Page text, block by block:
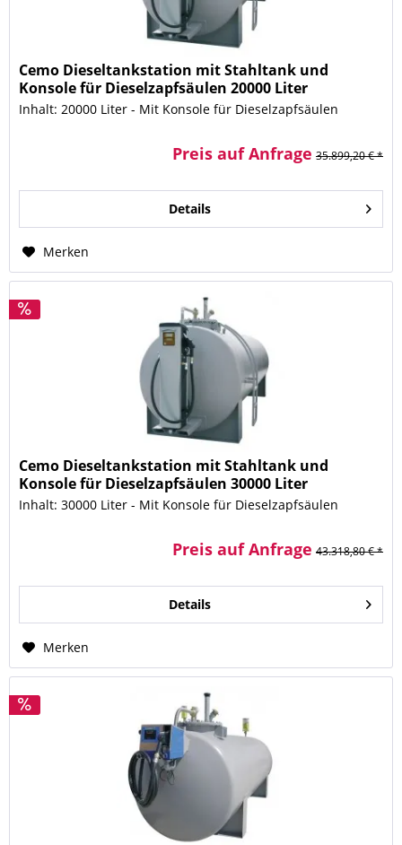
Cemo Dieseltankstation mit Stahltank und
Konsole für Dieselzapfsäulen 20000 Liter
Inhalt: 20000 Liter - Mit Konsole für Dieselzapfsäulen
Preis auf Anfrage 35.899,20 € *
Details
Merken
Cemo Dieseltankstation mit Stahltank und
Konsole für Dieselzapfsäulen 30000 Liter
Inhalt: 30000 Liter - Mit Konsole für Dieselzapfsäulen
Preis auf Anfrage 43.318,80 € *
Details
Merken